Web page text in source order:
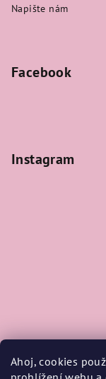
Ahoj, cookies
Napište nám
Facebook
Instagram